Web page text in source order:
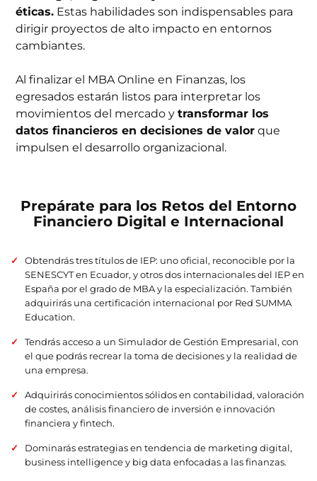
éticas. Estas habilidades son indispensables para
dirigir proyectos de alto impacto en entornos
cambiantes.
Al finalizar el MBA Online en Finanzas, los
egresados estarán listos para interpretar los
movimientos del mercado ytransformar los
datos financieros en decisiones de valor que
impulsen el desarrollo organizacional.
Prepárate para los Retos del Entorno
Financiero Digital e Internacional
Obtendrás tres títulos de IEP: uno oficial, reconocible por la
SENESCYT en Ecuador, y otros dos internacionales del IEP en
España por el grado de MBA y la especialización. También
adquirirás una certificación internacional por Red SUMMA
Education.
Tendrás acceso a un Simulador de Gestión Empresarial, con
el que podrás recrear la toma de decisiones y la realidad de
una empresa.
Adquirirás conocimientos sólidos en contabilidad, valoración
de costes, análisis financiero de inversión e innovación
financiera y fintech.
Dominarás estrategias en tendencia de marketing digital,
business intelligence y big data enfocadas a las finanzas.